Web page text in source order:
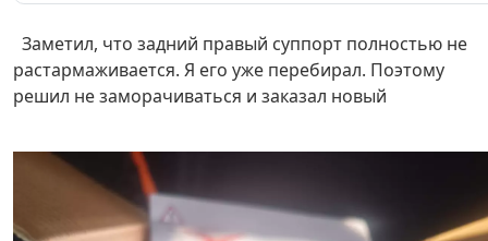
Заметил, что задний правый суппорт полностью не
растармаживается. Я его уже перебирал. Поэтому
решил не заморачиваться и заказал новый